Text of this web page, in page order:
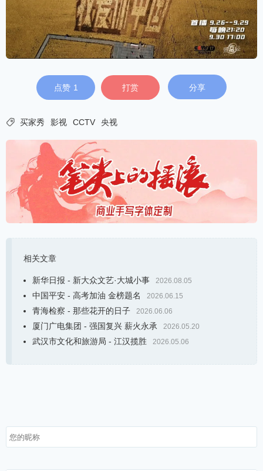
点赞 1 打赏 分享
 买家秀 影视 CCTV 央视
相关文章
新华日报 - 新大众文艺·大城小事 2026.08.05
中国平安 - 高考加油 金榜题名 2026.06.15
青海检察 - 那些花开的日子 2026.06.06
厦门广电集团 - 强国复兴 薪火永承 2026.05.20
武汉市文化和旅游局 - 江汉揽胜 2026.05.06